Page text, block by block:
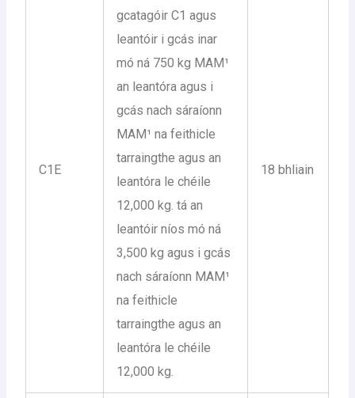
C1E
gcatagóir C1 agus
leantóir i gcás inar
mó ná 750 kg MAM¹
an leantóra agus i
gcás nach sáraíonn
MAM¹ na feithicle
tarraingthe agus an
leantóra le chéile
12,000 kg. tá an
leantóir níos mó ná
3,500 kg agus i gcás
nach sáraíonn MAM¹
na feithicle
tarraingthe agus an
leantóra le chéile
12,000 kg.
18 bhliain